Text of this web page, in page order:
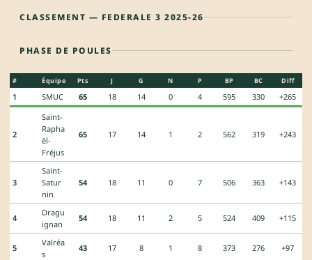
CLASSEMENT — FEDERALE 3 2025-26
PHASE DE POULES
# Équipe Pts J G N P BP BC Diff
1 SMUC 65 18 14 0 4 595 330 +265
2
Saint-
Rapha
ël-
Fréjus
65 17 14 1 2 562 319 +243
3
Saint-
Satur
nin
54 18 11 0 7 506 363 +143
4
Dragu
ignan
54 18 11 2 5 524 409 +115
5
Valréa
s
43 17 8 1 8 373 276 +97